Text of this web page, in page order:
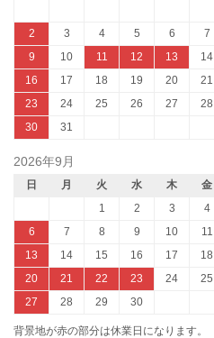
2
3 4 5 6 7
9
10 11 12 13 14
16
17 18 19 20 21
23
24 25 26 27 28
30
31
2026年9月
日 月 火 水 木 金
1
2 3 4
6
7 8 9 10 11
13
14 15 16 17 18
20
21 22 23 24 25
27
28 29 30
背景地が赤の部分は休業日になります。